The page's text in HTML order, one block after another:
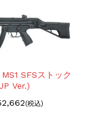
SFSストック
Ver.)
(税込)